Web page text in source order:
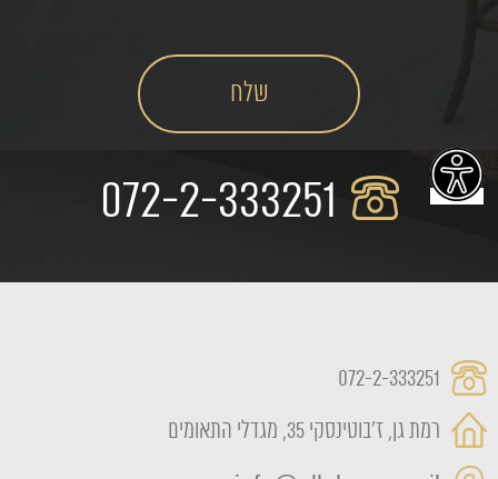
072-2-333251
רמת גן, ז'בוטינסקי 35, מגדלי התאומים